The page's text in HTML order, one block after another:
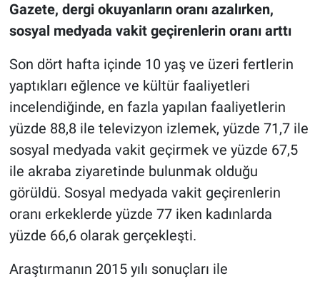
Gazete, dergi okuyanların oranı azalırken,
sosyal medyada vakit geçirenlerin oranı arttı
Son dört hafta içinde 10 yaş ve üzeri fertlerin
yaptıkları eğlence ve kültür faaliyetleri
incelendiğinde, en fazla yapılan faaliyetlerin
yüzde 88,8 ile televizyon izlemek, yüzde 71,7 ile
sosyal medyada vakit geçirmek ve yüzde 67,5
ile akraba ziyaretinde bulunmak olduğu
görüldü. Sosyal medyada vakit geçirenlerin
oranı erkeklerde yüzde 77 iken kadınlarda
yüzde 66,6 olarak gerçekleşti.
Araştırmanın 2015 yılı sonuçları ile